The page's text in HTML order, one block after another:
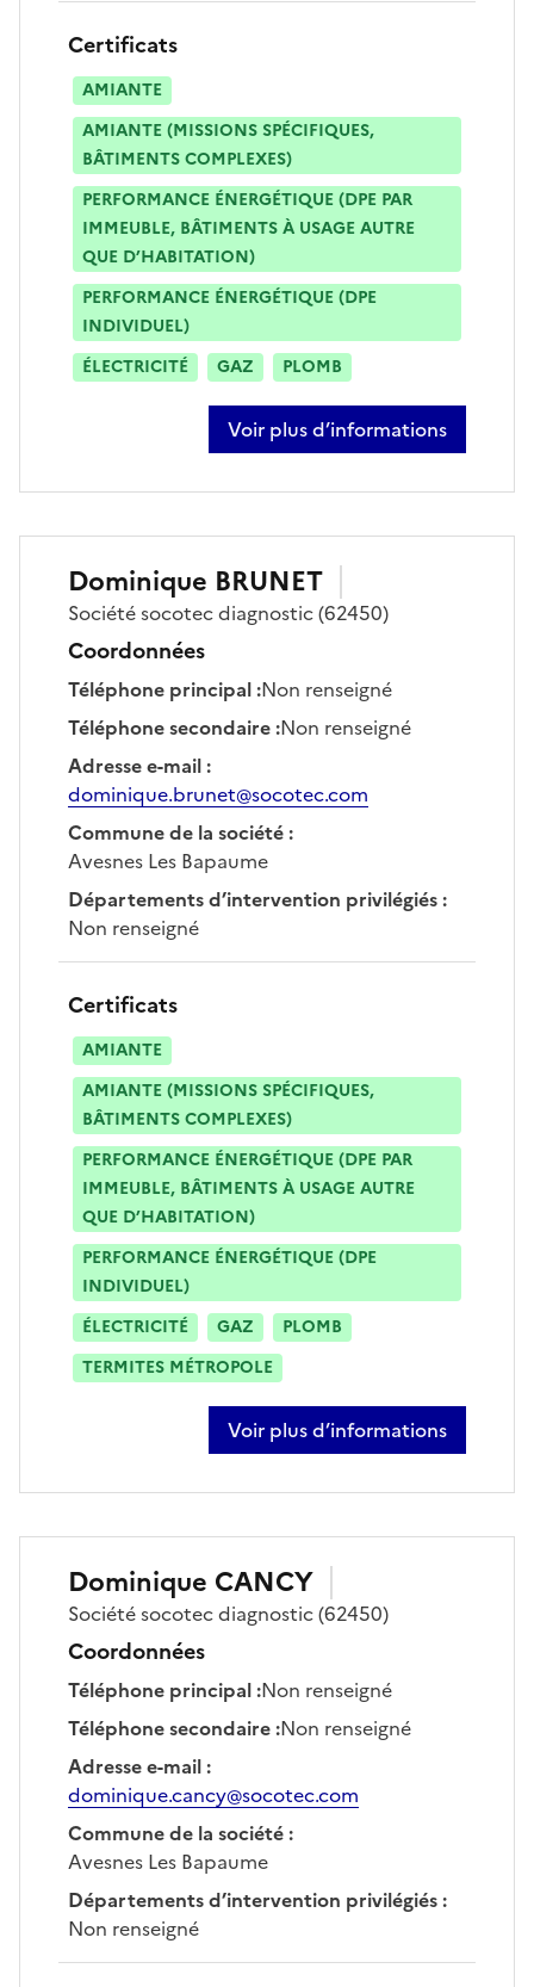
Certificats
AMIANTE
AMIANTE (MISSIONS SPÉCIFIQUES,
BÂTIMENTS COMPLEXES)
PERFORMANCE ÉNERGÉTIQUE (DPE PAR
IMMEUBLE, BÂTIMENTS À USAGE AUTRE
QUE D’HABITATION)
PERFORMANCE ÉNERGÉTIQUE (DPE
INDIVIDUEL)
ÉLECTRICITÉ
GAZ PLOMB
Voir plus d’informations
sur alexandre bourdon
Dominique BRUNET
Sociétésocotec diagnostic(62450)
Coordonnées
Téléphone principal:Non renseigné
Téléphone secondaire:Non renseigné
Adresse e-mail:
dominique.brunet@socotec.com
Commune de la société:
Avesnes Les Bapaume
Départements d’intervention privilégiés:
Non renseigné
Certificats
AMIANTE
AMIANTE (MISSIONS SPÉCIFIQUES,
BÂTIMENTS COMPLEXES)
PERFORMANCE ÉNERGÉTIQUE (DPE PAR
IMMEUBLE, BÂTIMENTS À USAGE AUTRE
QUE D’HABITATION)
PERFORMANCE ÉNERGÉTIQUE (DPE
INDIVIDUEL)
ÉLECTRICITÉ
GAZ
PLOMB
TERMITES MÉTROPOLE
Voir plus d’informations
sur dominique brunet
Dominique CANCY
Sociétésocotec diagnostic(62450)
Coordonnées
Téléphone principal:Non renseigné
Téléphone secondaire:Non renseigné
Adresse e-mail:
dominique.cancy@socotec.com
Commune de la société:
Avesnes Les Bapaume
Départements d’intervention privilégiés:
Non renseigné